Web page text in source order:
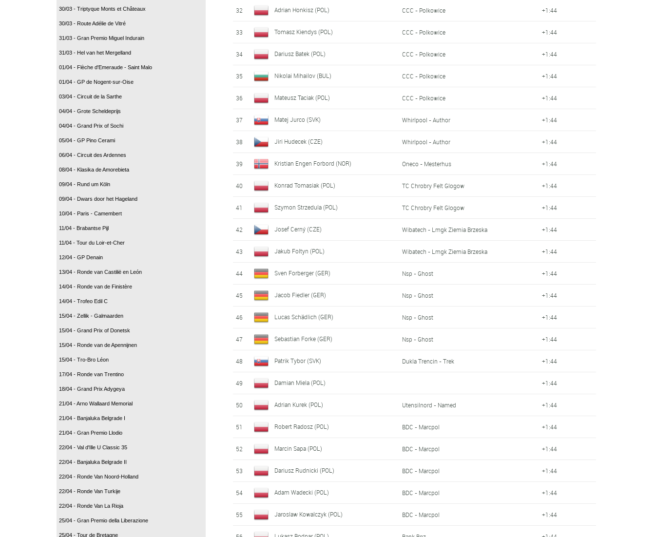
30/03 - Triptyque Monts et Châteaux
30/03 - Route Adélie de Vitré
31/03 - Gran Premio Miguel Indurain
31/03 - Hel van het Mergelland
01/04 - Flèche d'Emeraude - Saint Malo
01/04 - GP de Nogent-sur-Oise
03/04 - Circuit de la Sarthe
04/04 - Grote Scheldeprijs
04/04 - Grand Prix of Sochi
05/04 - GP Pino Cerami
06/04 - Circuit des Ardennes
08/04 - Klasika de Amorebieta
09/04 - Rund um Köln
09/04 - Dwars door het Hageland
10/04 - Paris - Camembert
11/04 - Brabantse Pijl
11/04 - Tour du Loir-et-Cher
12/04 - GP Denain
13/04 - Ronde van Castilië en León
14/04 - Ronde van de Finistère
14/04 - Trofeo Edil C
15/04 - Zellik - Galmaarden
15/04 - Grand Prix of Donetsk
15/04 - Ronde van de Apennijnen
15/04 - Tro-Bro Léon
17/04 - Ronde van Trentino
18/04 - Grand Prix Adygeya
21/04 - Arno Wallaard Memorial
21/04 - Banjaluka Belgrade I
21/04 - Gran Premio Llodio
22/04 - Val d'Ille U Classic 35
22/04 - Banjaluka Belgrade II
22/04 - Ronde Van Noord-Holland
22/04 - Ronde Van Turkije
22/04 - Ronde Van La Rioja
25/04 - Gran Premio della Liberazione
25/04 - Tour de Bretagne
32 Adrian Honkisz (POL) CCC - Polkowice +1:44
33 Tomasz Kiendys (POL) CCC - Polkowice +1:44
34 Dariusz Batek (POL) CCC - Polkowice +1:44
35 Nikolai Mihailov (BUL) CCC - Polkowice +1:44
36 Mateusz Taciak (POL) CCC - Polkowice +1:44
37 Matej Jurco (SVK) Whirlpool - Author +1:44
38 Jiri Hudecek (CZE) Whirlpool - Author +1:44
39 Kristian Engen Forbord (NOR) Oneco - Mesterhus +1:44
40 Konrad Tomasiak (POL) TC Chrobry Felt Glogow +1:44
41 Szymon Strzedula (POL) TC Chrobry Felt Glogow +1:44
42 Josef Cerný (CZE) Wibatech - Lmgk Ziemia Brzeska +1:44
43 Jakub Foltyn (POL) Wibatech - Lmgk Ziemia Brzeska +1:44
44 Sven Forberger (GER) Nsp - Ghost +1:44
45 Jacob Fiedler (GER) Nsp - Ghost +1:44
46 Lucas Schädlich (GER) Nsp - Ghost +1:44
47 Sebastian Forke (GER) Nsp - Ghost +1:44
48 Patrik Tybor (SVK) Dukla Trencin - Trek +1:44
49 Damian Miela (POL) +1:44
50 Adrian Kurek (POL) Utensilnord - Named +1:44
51 Robert Radosz (POL) BDC - Marcpol +1:44
52 Marcin Sapa (POL) BDC - Marcpol +1:44
53 Dariusz Rudnicki (POL) BDC - Marcpol +1:44
54 Adam Wadecki (POL) BDC - Marcpol +1:44
55 Jaroslaw Kowalczyk (POL) BDC - Marcpol +1:44